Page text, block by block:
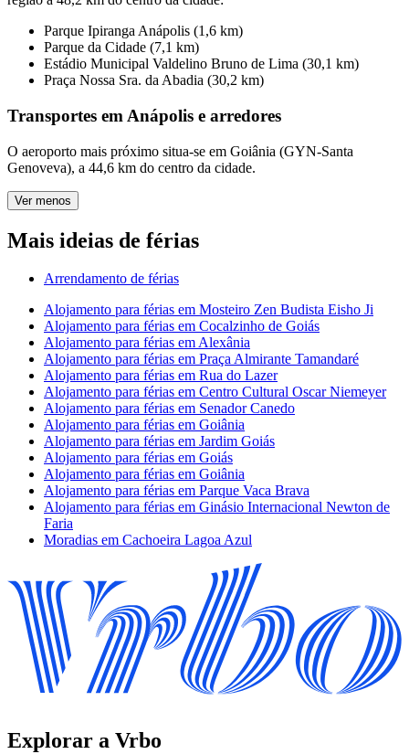
Parque Ipiranga Anápolis (1,6 km)
Parque da Cidade (7,1 km)
Estádio Municipal Valdelino Bruno de Lima (30,1 km)
Praça Nossa Sra. da Abadia (30,2 km)
Transportes em Anápolis e arredores
O aeroporto mais próximo situa-se em Goiânia (GYN-Santa
Genoveva), a 44,6 km do centro da cidade.
Ver menos
Mais ideias de férias
Arrendamento de férias
Alojamento para férias em Mosteiro Zen Budista Eisho Ji
Alojamento para férias em Cocalzinho de Goiás
Alojamento para férias em Alexânia
Alojamento para férias em Praça Almirante Tamandaré
Alojamento para férias em Rua do Lazer
Alojamento para férias em Centro Cultural Oscar Niemeyer
Alojamento para férias em Senador Canedo
Alojamento para férias em Goiânia
Alojamento para férias em Jardim Goiás
Alojamento para férias em Goiás
Alojamento para férias em Goiânia
Alojamento para férias em Parque Vaca Brava
Alojamento para férias em Ginásio Internacional Newton de
Faria
Moradias em Cachoeira Lagoa Azul
Explorar a Vrbo